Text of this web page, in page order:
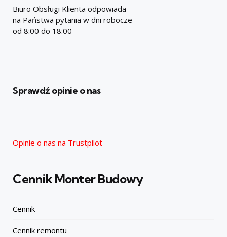
Biuro Obsługi Klienta odpowiada
na Państwa pytania w dni robocze
od 8:00 do 18:00
Sprawdź opinie o nas
Opinie o nas na Trustpilot
Cennik Monter Budowy
Cennik
Cennik remontu